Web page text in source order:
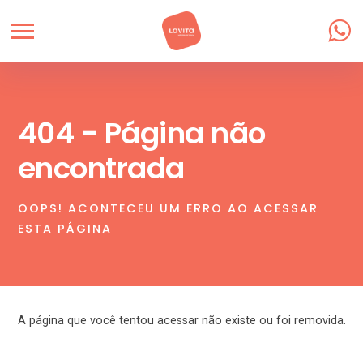
404 - Página não
encontrada
OOPS! ACONTECEU UM ERRO AO ACESSAR
ESTA PÁGINA
A página que você tentou acessar não existe ou foi removida.